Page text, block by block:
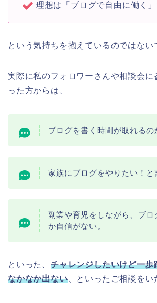
理想は「ブログで自由に働く
という気持ちを抱えているのではない
実際に私のフォロワーさんや相談会に
った方からは、
ブログを書く時間が取れるの
家族にブログをやりたい！と
副業や育児をしながら、ブロ
か自信がない。
といった、 チャレンジしたいけど一歩
なかなか出ない、といったご相談をい